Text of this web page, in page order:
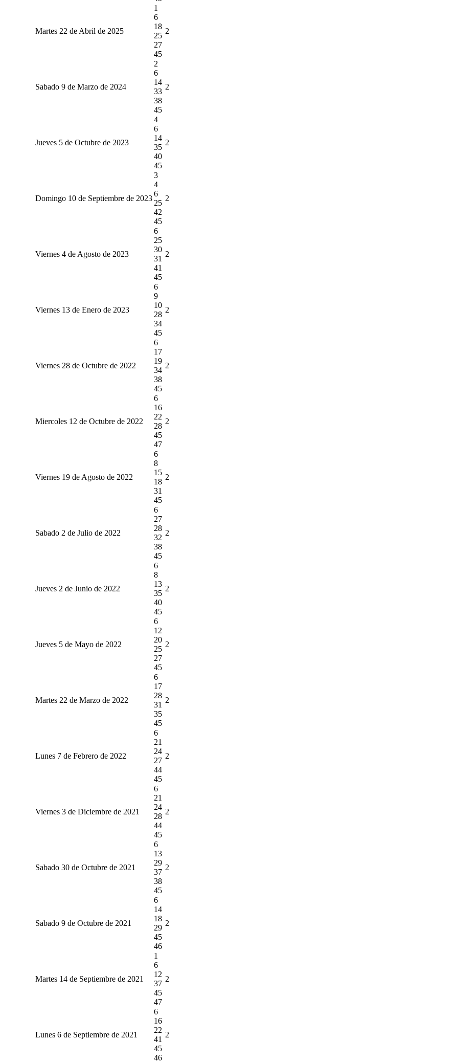
Martes 22 de Abril de 2025
1
6
18
25
27
45
2
Sabado 9 de Marzo de 2024
2
6
14
33
38
45
2
Jueves 5 de Octubre de 2023
4
6
14
35
40
45
2
Domingo 10 de Septiembre de 2023
3
4
6
25
42
45
2
Viernes 4 de Agosto de 2023
6
25
30
31
41
45
2
Viernes 13 de Enero de 2023
6
9
10
28
34
45
2
Viernes 28 de Octubre de 2022
6
17
19
34
38
45
2
Miercoles 12 de Octubre de 2022
6
16
22
28
45
47
2
Viernes 19 de Agosto de 2022
6
8
15
18
31
45
2
Sabado 2 de Julio de 2022
6
27
28
32
38
45
2
Jueves 2 de Junio de 2022
6
8
13
35
40
45
2
Jueves 5 de Mayo de 2022
6
12
20
25
27
45
2
Martes 22 de Marzo de 2022
6
17
28
31
35
45
2
Lunes 7 de Febrero de 2022
6
21
24
27
44
45
2
Viernes 3 de Diciembre de 2021
6
21
24
28
44
45
2
Sabado 30 de Octubre de 2021
6
13
29
37
38
45
2
Sabado 9 de Octubre de 2021
6
14
18
29
45
46
2
Martes 14 de Septiembre de 2021
1
6
12
37
45
47
2
Lunes 6 de Septiembre de 2021
6
16
22
41
45
46
2